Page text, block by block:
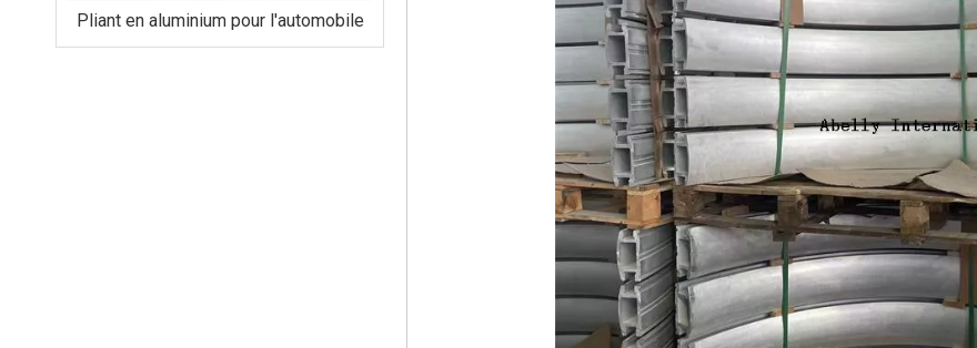
Pliant en aluminium pour l'automobile Passerelle en aluminium Système de coffrage en